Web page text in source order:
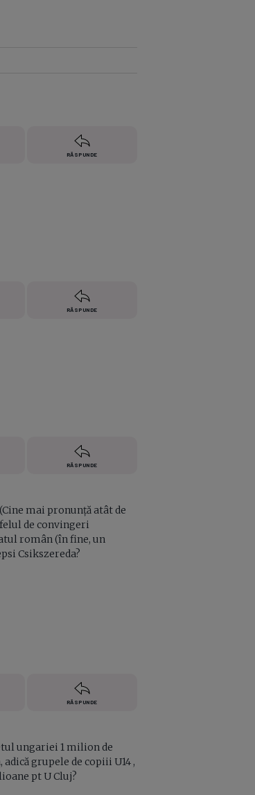
RĂSPUNDE
RĂSPUNDE
RĂSPUNDE
mai pronunță atât de
de convingeri
român (în fine, un
Csikszereda?
RĂSPUNDE
ungariei 1 milion de
grupele de copiii U14 ,
pt U Cluj?